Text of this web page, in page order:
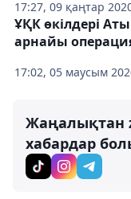
17:27, 09 қаңтар
17:02, 05 маусым
ҰҚК өкілдері
арнайы
Жаңалықтан
хабардар